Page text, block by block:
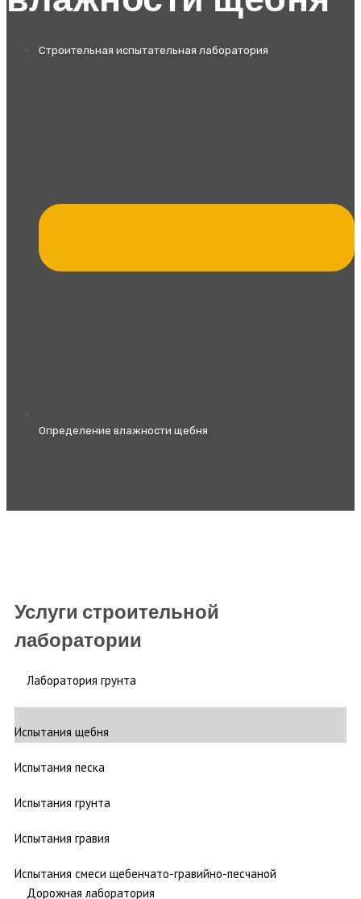
Строительная испытательная лаборатория
Определение влажности щебня
Услуги строительной
лаборатории
Лаборатория грунта
Испытания щебня
Испытания песка
Испытания грунта
Испытания гравия
Испытания смеси щебенчато-гравийно-песчаной
Дорожная лаборатория